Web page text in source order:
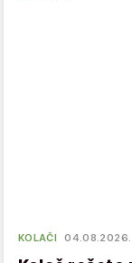
KOLAČI 04.08.2026.